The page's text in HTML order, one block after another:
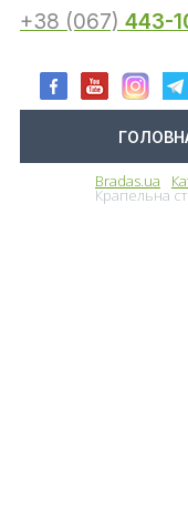
+38 (067) 443-
Bradas.ua
Крапельна